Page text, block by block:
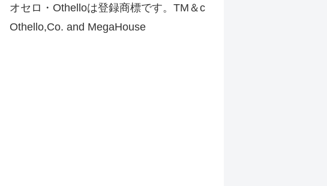
オセロ・Othelloは登録商標です。TM＆c
Othello,Co. and MegaHouse